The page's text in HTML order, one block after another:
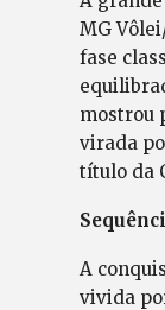
MG
fase
mostrou
virada
título da
A
vivida